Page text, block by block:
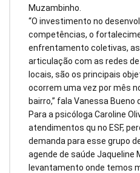
Muzambinho.
“O investimento no
competências, o
enfrentamento coletivas,
articulação com as redes
locais, são os principais
ocorrem uma vez por mês
bairro,” fala Vanessa Bueno
Para a psicóloga Caroline
atendimentos qu no ESF,
demanda para esse grupo
agende de saúde Jaqueline
levantamento onde temos